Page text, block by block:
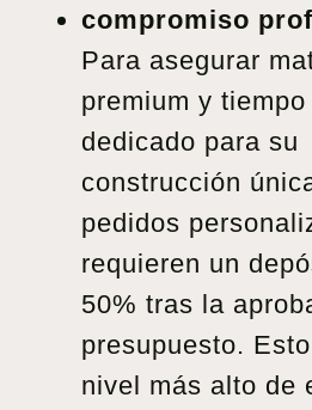
compromiso
Para asegurar
premium y
dedicado para su
construcción
pedidos
requieren un
50% tras la
presupuesto.
nivel más alto de